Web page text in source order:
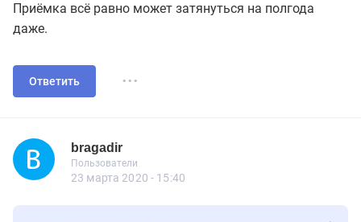
Приёмка всё равно может затянуться на полгода
даже.
Ответить ...
bragadir
bragadir
Пользователи
Новичок
Пользователи
7 сообщений
23 марта 2020 - 15:40